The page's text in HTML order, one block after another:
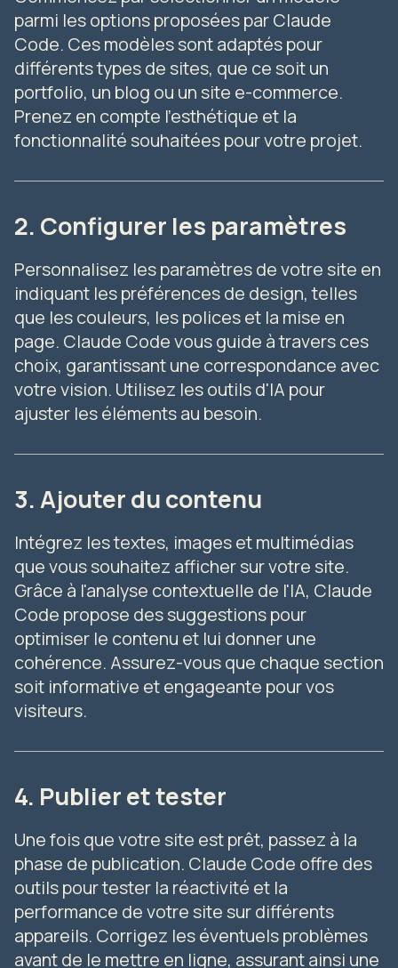
parmi les options proposées par Claude
Code. Ces modèles sont adaptés pour
différents types de sites, que ce soit un
portfolio, un blog ou un site e-commerce.
Prenez en compte l'esthétique et la
fonctionnalité souhaitées pour votre projet.
2. Configurer les paramètres
Personnalisez les paramètres de votre site en
indiquant les préférences de design, telles
que les couleurs, les polices et la mise en
page. Claude Code vous guide à travers ces
choix, garantissant une correspondance avec
votre vision. Utilisez les outils d'IA pour
ajuster les éléments au besoin.
3. Ajouter du contenu
Intégrez les textes, images et multimédias
que vous souhaitez afficher sur votre site.
Grâce à l'analyse contextuelle de l'IA, Claude
Code propose des suggestions pour
optimiser le contenu et lui donner une
cohérence. Assurez-vous que chaque section
soit informative et engageante pour vos
visiteurs.
4. Publier et tester
Une fois que votre site est prêt, passez à la
phase de publication. Claude Code offre des
outils pour tester la réactivité et la
performance de votre site sur différents
appareils. Corrigez les éventuels problèmes
avant de le mettre en ligne, assurant ainsi une